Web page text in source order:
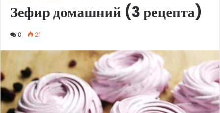
Зефир домашний (3 рецепта)
0 21